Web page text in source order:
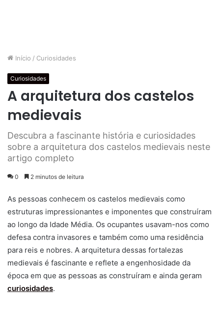
Início / Curiosidades
Curiosidades
A arquitetura dos castelos
medievais
Descubra a fascinante história e curiosidades
sobre a arquitetura dos castelos medievais neste
artigo completo
0 2 minutos de leitura
As pessoas conhecem os castelos medievais como
estruturas impressionantes e imponentes que construíram
ao longo da Idade Média. Os ocupantes usavam-nos como
defesa contra invasores e também como uma residência
para reis e nobres. A arquitetura dessas fortalezas
medievais é fascinante e reflete a engenhosidade da
época em que as pessoas as construíram e ainda geram
curiosidades.